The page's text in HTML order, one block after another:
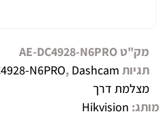
מק"ט AE-DC4928-N6PRO
תגיות
N6PRO, Dashcam
מצלמת דרך
מותג: Hikvision